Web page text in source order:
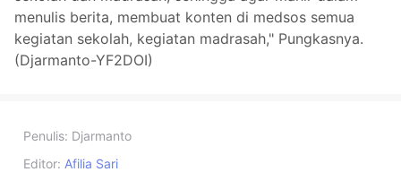
menulis berita, membuat konten di medsos semua
kegiatan sekolah, kegiatan madrasah," Pungkasnya.
(Djarmanto-YF2DOI)
Penulis: Djarmanto
Editor: Afilia Sari